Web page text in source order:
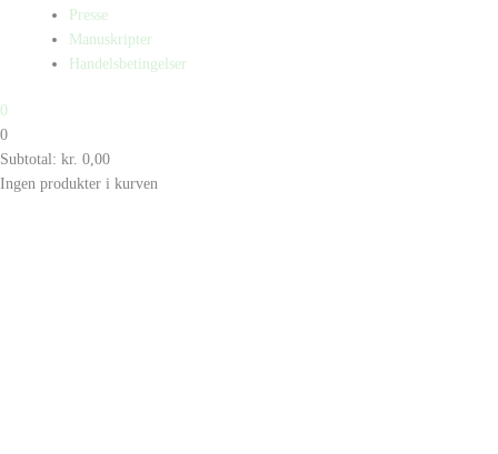
Presse
Manuskripter
Handelsbetingelser
0
0
Subtotal: kr. 0,00
Ingen produkter i kurven